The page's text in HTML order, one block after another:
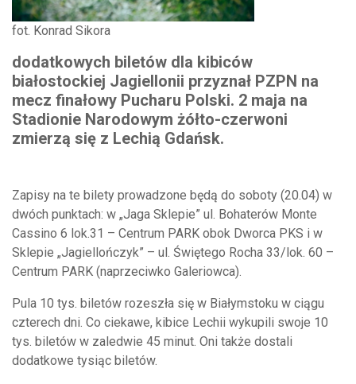
fot. Konrad Sikora
dodatkowych biletów dla kibiców
białostockiej Jagiellonii przyznał PZPN na
mecz finałowy Pucharu Polski. 2 maja na
Stadionie Narodowym żółto-czerwoni
zmierzą się z Lechią Gdańsk.
Zapisy na te bilety prowadzone będą do soboty (20.04) w
dwóch punktach: w „Jaga Sklepie” ul. Bohaterów Monte
Cassino 6 lok.31 – Centrum PARK obok Dworca PKS i w
Sklepie „Jagiellończyk” – ul. Świętego Rocha 33/lok. 60 –
Centrum PARK (naprzeciwko Galeriowca).
Pula 10 tys. biletów rozeszła się w Białymstoku w ciągu
czterech dni. Co ciekawe, kibice Lechii wykupili swoje 10
tys. biletów w zaledwie 45 minut. Oni także dostali
dodatkowe tysiąc biletów.